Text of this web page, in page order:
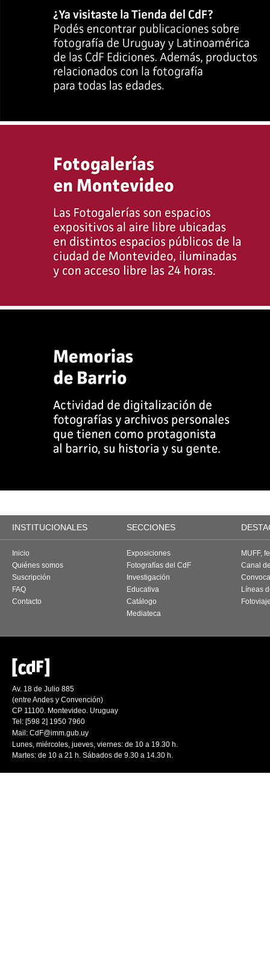
INSTITUCIONALES SECCIONES
Inicio
Quiénes somos
Suscripción
FAQ
Contacto
Exposiciones
Fotografías del CdF
Investigación
Educativa
Catálogo
Mediateca
MUFF,
Canal
Líneas
Av. 18 de Julio 885
(entre Andes y Convención)
CP 11100. Montevideo. Uruguay
Tel: [598 2] 1950 7960
Mail: CdF@imm.gub.uy
Lunes, miércoles, jueves, viernes: de 10 a 19.30 h.
Martes: de 10 a 21 h. Sábados de 9.30 a 14.30 h.